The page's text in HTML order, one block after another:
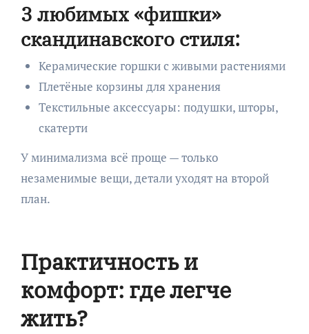
3 любимых «фишки»
скандинавского стиля:
Керамические горшки с живыми растениями
Плетёные корзины для хранения
Текстильные аксессуары: подушки, шторы,
скатерти
У минимализма всё проще — только
незаменимые вещи, детали уходят на второй
план.
Практичность и
комфорт: где легче
жить?